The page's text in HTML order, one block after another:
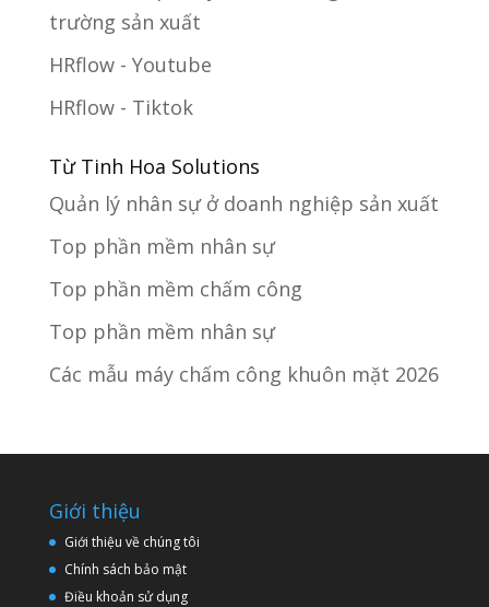
trường sản xuất
HRflow - Youtube
HRflow - Tiktok
Từ Tinh Hoa Solutions
Quản lý nhân sự ở doanh nghiệp sản xuất
Top phần mềm nhân sự
Top phần mềm chấm công
Top phần mềm nhân sự
Các mẫu máy chấm công khuôn mặt 2026
Giới thiệu
Giới thiệu về chúng tôi
Chính sách bảo mật
Điều khoản sử dụng